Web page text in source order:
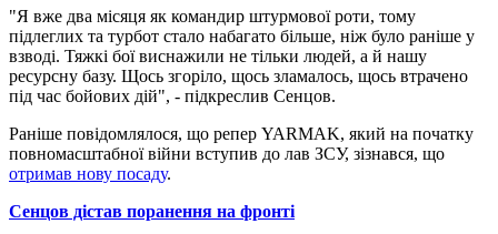
"Я вже два місяця як командир штурмової роти, тому
підлеглих та турбот стало набагато більше, ніж було раніше у
взводі. Тяжкі бої виснажили не тільки людей, а й нашу
ресурсну базу. Щось згоріло, щось зламалось, щось втрачено
під час бойових дій", - підкреслив Сенцов.
Раніше повідомлялося, що репер YARMAK, який на початку
повномасштабної війни вступив до лав ЗСУ, зізнався, що
отримав нову посаду.
Сенцов дістав поранення на фронті